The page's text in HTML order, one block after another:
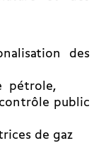
des
pétrole,
public
de gaz